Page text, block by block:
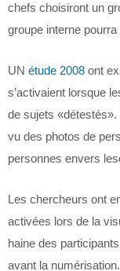
chefs choisiront un
groupe interne
UN étude 2008 ont
s’activaient lorsque
de sujets
vu des photos de
personnes envers
Les chercheurs ont
activées lors de la
haine des
avant la numérisation.